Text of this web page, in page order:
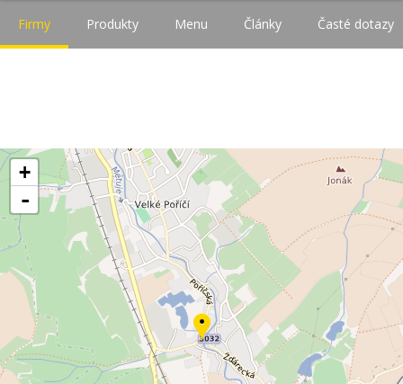
Firmy Produkty Menu Články Časté dotazy
+
-